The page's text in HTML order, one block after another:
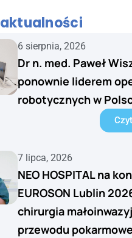
aktualności
6 sierpnia, 2026
Dr n. med. Paweł
ponownie liderem
robotycznych w
7 lipca, 2026
NEO HOSPITAL na
EUROSON Lublin
chirurgia
przewodu